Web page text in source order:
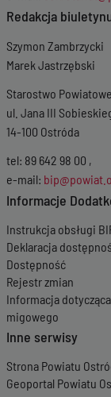
Redakcja
Szymon Zambrzycki
Marek Jastrzębski
Starostwo
ul. Jana III
14-100 Ostróda
tel: 89 642 98 00 ,
e-mail:
Informacje
Instrukcja obsługi
Deklaracja
Dostępność
Rejestr zmian
Informacja
migowego
Inne serwisy
Strona Powiatu
Geoportal Powiatu